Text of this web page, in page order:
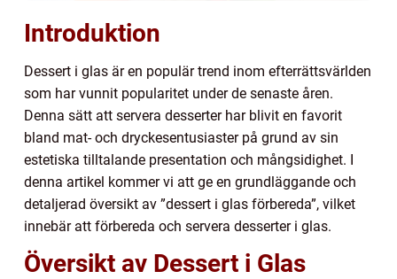
Introduktion
Dessert i glas är en populär trend inom efterrättsvärlden
som har vunnit popularitet under de senaste åren.
Denna sätt att servera desserter har blivit en favorit
bland mat- och dryckesentusiaster på grund av sin
estetiska tilltalande presentation och mångsidighet. I
denna artikel kommer vi att ge en grundläggande och
detaljerad översikt av ”dessert i glas förbereda”, vilket
innebär att förbereda och servera desserter i glas.
Översikt av Dessert i Glas